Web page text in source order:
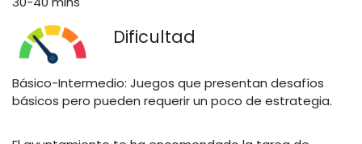
Dificultad
Básico-Intermedio: Juegos que presentan desafíos
básicos pero pueden requerir un poco de estrategia.